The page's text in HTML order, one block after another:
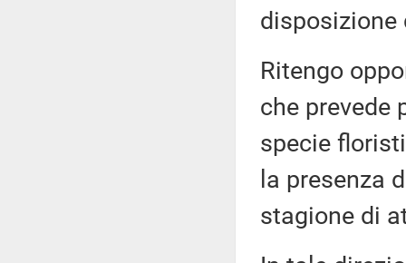
disposizione
Ritengo
che prevede
specie
la presenza
stagione di